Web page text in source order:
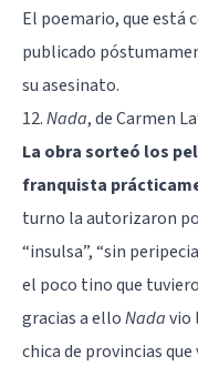
El poemario, que está
publicado
su asesinato.
12.Nada, de Carmen
La obra sorteó los
franquista
turno la autorizaron
“insulsa”, “sin
el poco tino que
gracias a elloNadavio
chica de provincias